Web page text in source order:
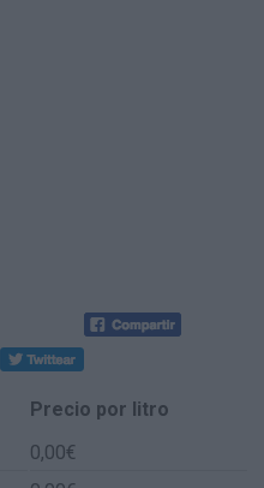
Precio por litro
0,00€